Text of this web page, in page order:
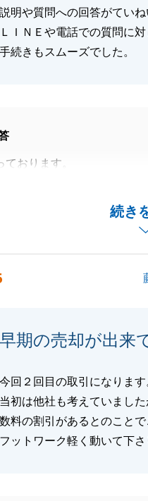
説明や質問への回答がてい
ＬＩＮＥや電話での質問に
手続きもスムーズでした。
続き
おります。
不安なことも多かったか
そ早期の成約ができたかと
閉じる
早期の売却が出来
今回２回目の取引になります
当初は他社も考えていまし
数料の割引があるとのことで
フットワーク軽く動いて下